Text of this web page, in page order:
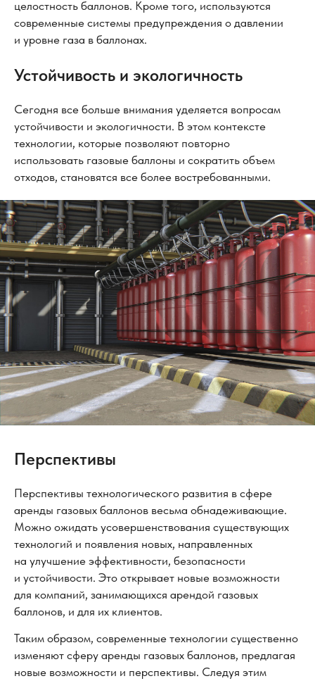
целостность баллонов. Кроме того, используются
современные системы предупреждения о давлении
и уровне газа в баллонах.
Устойчивость и экологичность
Сегодня все больше внимания уделяется вопросам
устойчивости и экологичности. В этом контексте
технологии, которые позволяют повторно
использовать газовые баллоны и сократить объем
отходов, становятся все более востребованными.
Перспективы
Перспективы технологического развития в сфере
аренды газовых баллонов весьма обнадеживающие.
Можно ожидать усовершенствования существующих
технологий и появления новых, направленных
на улучшение эффективности, безопасности
и устойчивости. Это открывает новые возможности
для компаний, занимающихся арендой газовых
баллонов, и для их клиентов.
Таким образом, современные технологии существенно
изменяют сферу аренды газовых баллонов, предлагая
новые возможности и перспективы. Следуя этим